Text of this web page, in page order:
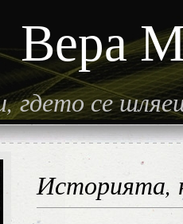
Вера
гдето се
Историята,